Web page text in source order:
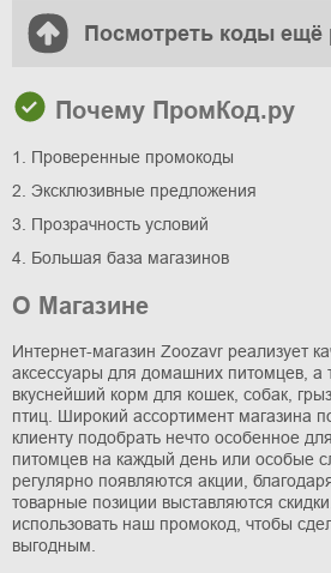
Посмотреть коды ещё
Почему ПромКод.ру
1. Проверенные промокоды
2. Эксклюзивные предложения
3. Прозрачность условий
4. Большая база магазинов
О Магазине
Интернет-магазин Zoozavr реализует
аксессуары для домашних питомцев, а
вкуснейший корм для кошек, собак,
птиц. Широкий ассортимент магазина
клиенту подобрать нечто особенное
питомцев на каждый день или особые
регулярно появляются акции,
товарные позиции выставляются
использовать наш промокод, чтобы
выгодным.